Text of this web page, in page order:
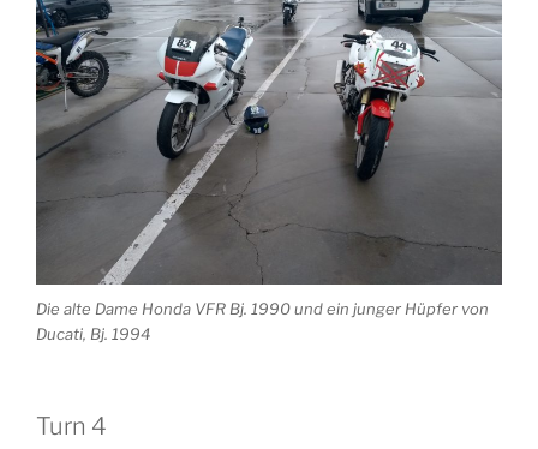
Die alte Dame Honda VFR Bj. 1990 und ein junger Hüpfer von
Ducati, Bj. 1994
Turn 4